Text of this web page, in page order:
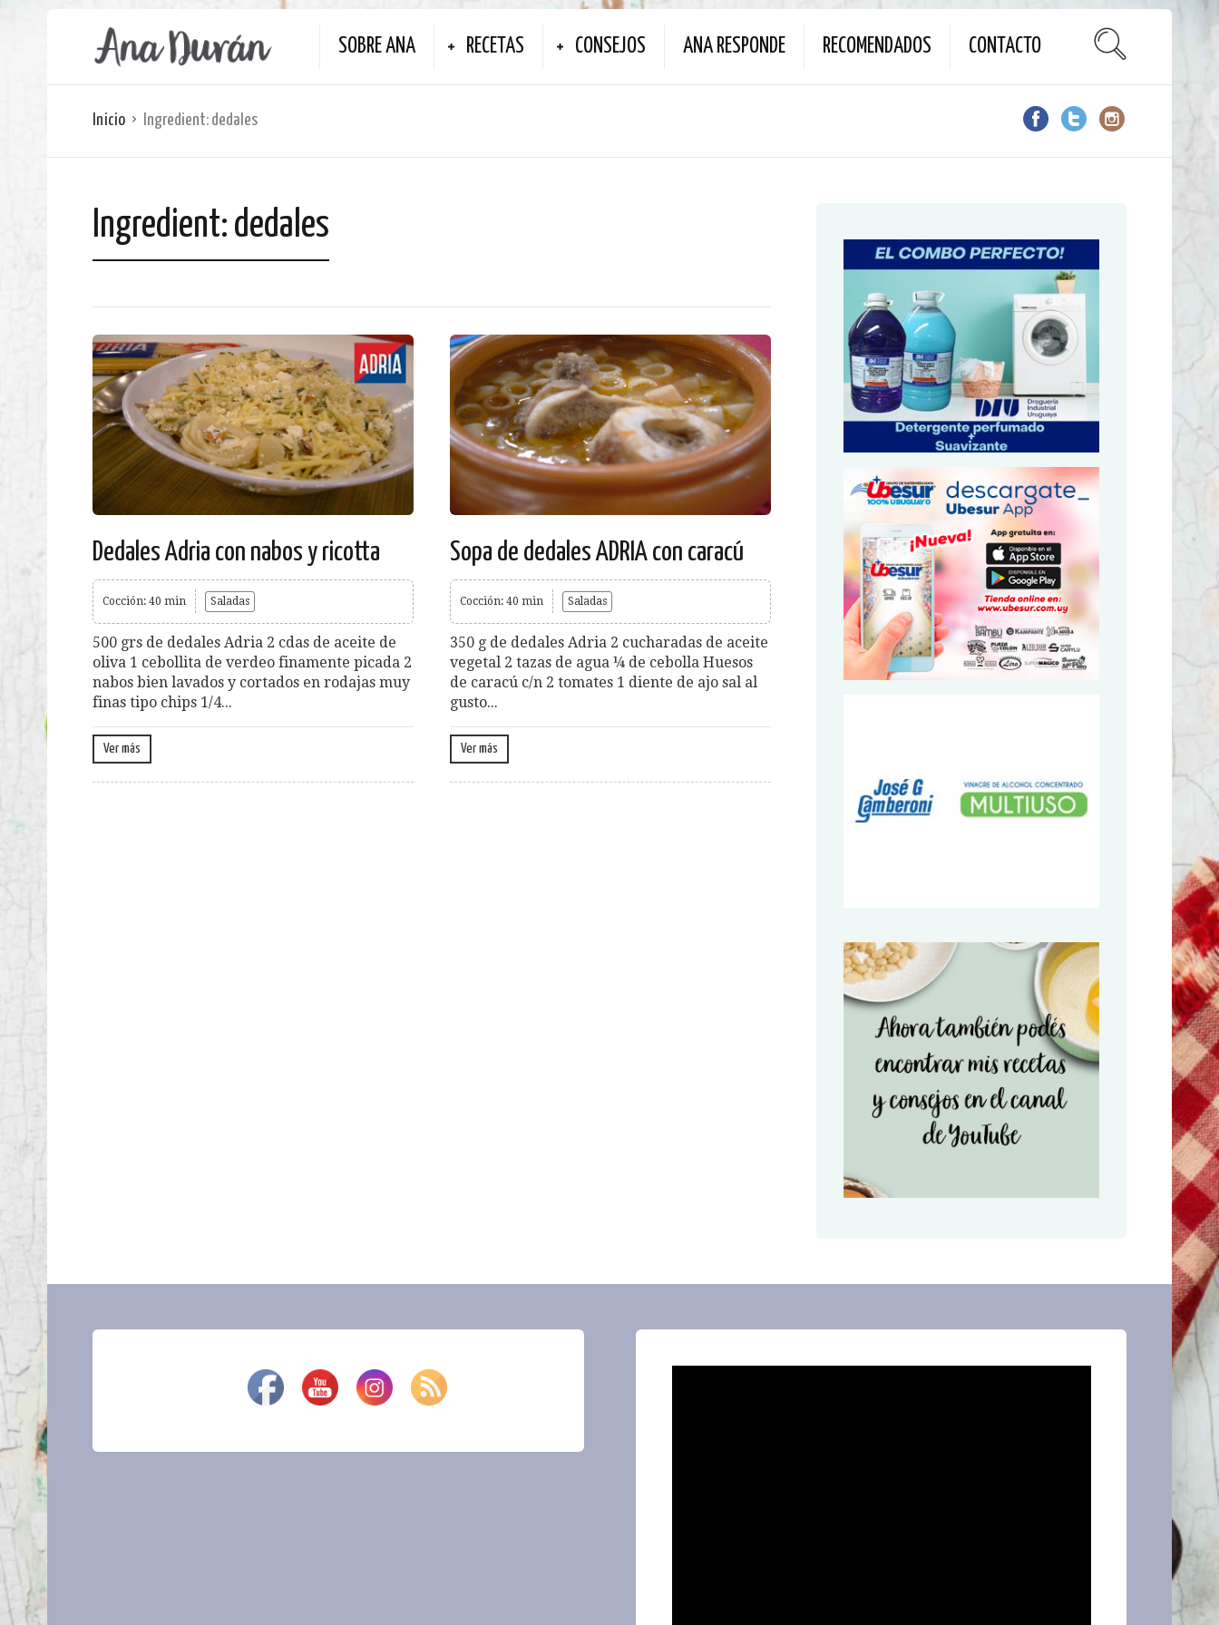
SOBRE ANA RECETAS CONSEJOS ANA RESPONDE RECOMENDADOS CONTACTO
Inicio Ingredient: dedales
Ingredient: dedales
Dedales Adria con nabos y ricotta
Cocción: 40 min Saladas
500 grs de dedales Adria 2 cdas de aceite de
oliva 1 cebollita de verdeo finamente picada 2
nabos bien lavados y cortados en rodajas muy
finas tipo chips 1/4...
Ver más
Sopa de dedales ADRIA con caracú
Cocción: 40 min Saladas
350 g de dedales Adria 2 cucharadas de aceite
vegetal 2 tazas de agua ¼ de cebolla Huesos
de caracú c/n 2 tomates 1 diente de ajo sal al
gusto...
Ver más